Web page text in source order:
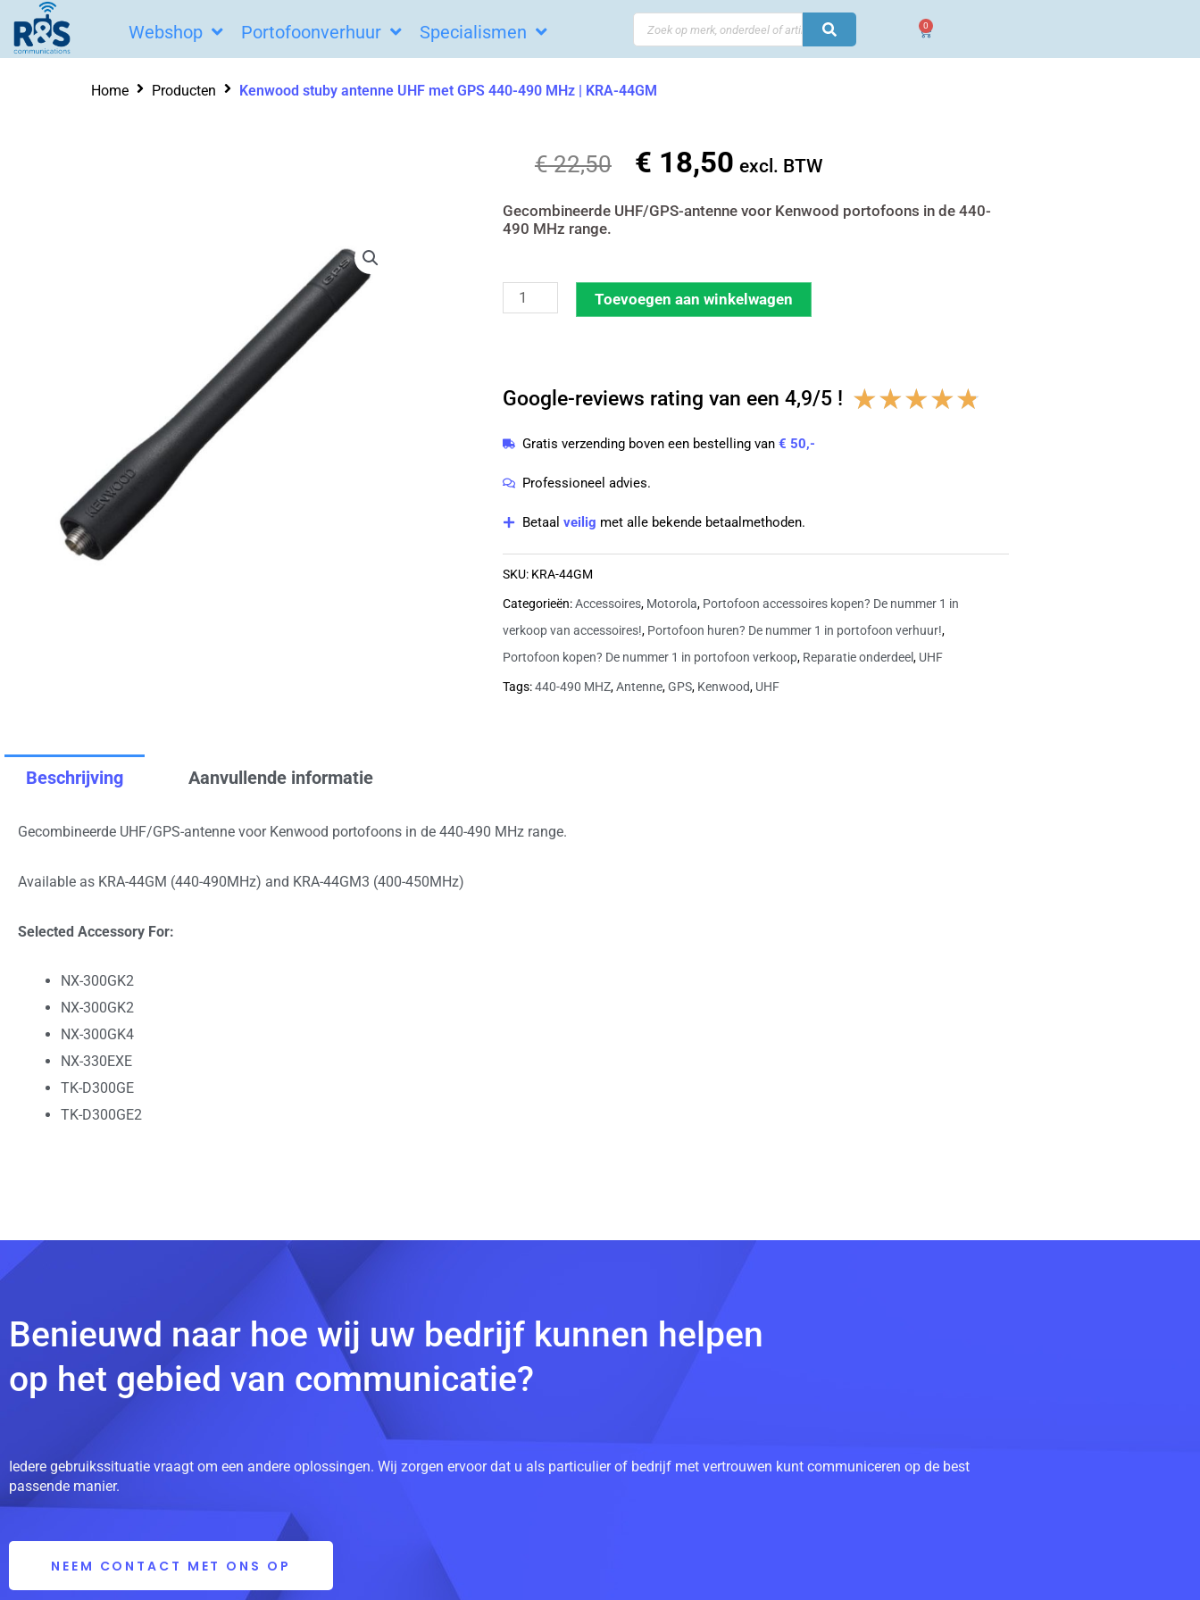
naar
Webshop Portofoonverhuur Specialismen
Search
...
0
Winkelwagen
Home Producten Kenwood stuby antenne UHF met GPS 440-490 MHz | KRA-44GM
€22,50
Oorspronkelijke
was:
€ 18,50Huidige
is:
excl. BTW
Gecombineerde UHF/GPS-antenne voor Kenwood portofoons in de 440-
490 MHz range.
Kenwood
met
440-
490
aantal
Toevoegen aan winkelwagen
Google-reviews rating van een 4,9/5 ! ★★★★★
Gratis verzending boven een bestelling van€ 50,-
Professioneel advies.
Betaalveilig met alle bekende betaalmethoden.
SKU: KRA-44GM
Categorieën:Accessoires, Motorola, Portofoon accessoires kopen? De nummer 1 in
verkoop van accessoires!, Portofoon huren? De nummer 1 in portofoon verhuur!,
Portofoon kopen? De nummer 1 in portofoon verkoop, Reparatie onderdeel, UHF
Tags:440-490 MHZ,Antenne,GPS, Kenwood, UHF
Beschrijving Aanvullende informatie
Gecombineerde UHF/GPS-antenne voor Kenwood portofoons in de 440-490 MHz range.
Available as KRA-44GM (440-490MHz) and KRA-44GM3 (400-450MHz)
Selected Accessory For:
NX-300GK2
NX-300GK2
NX-300GK4
NX-330EXE
TK-D300GE
TK-D300GE2
Benieuwd naar hoe wij uw bedrijf kunnen helpen
op het gebied van communicatie?
Iedere gebruikssituatie vraagt om een andere oplossingen. Wij zorgen ervoor dat u als particulier of bedrijf met vertrouwen kunt communiceren op de best
passende manier.
NEEM CONTACT MET ONS OP